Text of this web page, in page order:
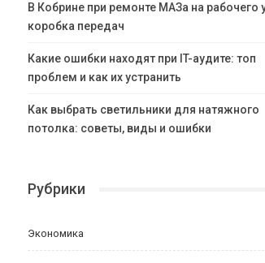
В Кобрине при ремонте МАЗа на рабочего
коробка передач
Какие ошибки находят при IT-аудите: топ
проблем и как их устранить
Как выбрать светильники для натяжного
потолка: советы, виды и ошибки
Рубрики
Экономика